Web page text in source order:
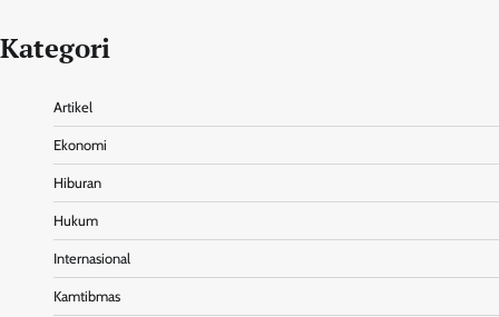
Kategori
Artikel
Ekonomi
Hiburan
Hukum
Internasional
Kamtibmas